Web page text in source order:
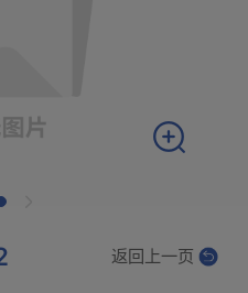
返回上一页